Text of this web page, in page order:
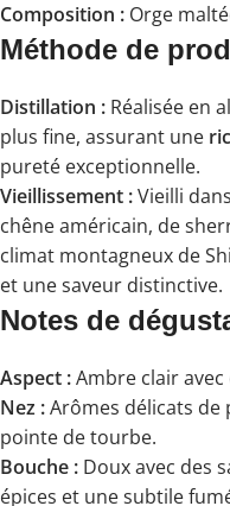
Composition : Orge
Méthode de
Distillation : Réalisée en
plus fine, assurant une
pureté exceptionnelle.
Vieillissement :Vieilli
chêne américain, de
climat montagneux de
et une saveur distinctive.
Notes de
Aspect :Ambre clair
Nez :Arômes délicats de
pointe de tourbe.
Bouche : Doux avec des
épices et une subtile